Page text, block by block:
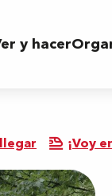
y hacer
¡Voy